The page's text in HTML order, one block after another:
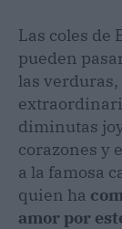
Las coles de
pueden
las
diminutas
corazones y
a la famosa
quien ha
amor por